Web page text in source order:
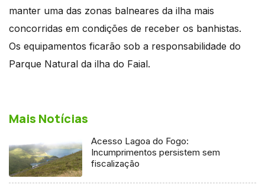
manter uma das zonas balneares da ilha mais
concorridas em condições de receber os banhistas.
Os equipamentos ficarão sob a responsabilidade do
Parque Natural da ilha do Faial.
Mais Notícias
Acesso Lagoa do Fogo:
Incumprimentos persistem sem
fiscalização